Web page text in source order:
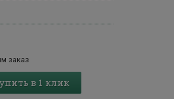
заказ
в 1 клик